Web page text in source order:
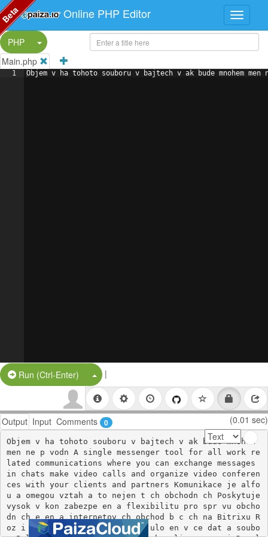
Online PHP Editor
PHP
Split Button!
Main.php
1 Objem v ha tohoto souboru v bajtech v ak bude mnohem
Run (Ctrl-Enter) Split Button!
|
Output Input Comments 0 (0.01 sec)
Objem v ha tohoto souboru v bajtech v ak bude mnohem
men ne p vodn A single messenger tool for all work re
lated communications where you can exchange messages
in chats make video calls and organize video conferen
ces with your clients and partners Komunikace je alfo
u a omegou vztah a to nejen t ch obchodn ch Poskytuje
vysok v kon zabezpe en a flexibilitu pro spr vu obcho
dn ch e en a internetov ch obchod b c ch na Bitrixu R
oz i te si diskov prostor pro ulo en v ce dat a soubo